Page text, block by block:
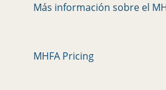
Más información sobre el
MHFA Pricing